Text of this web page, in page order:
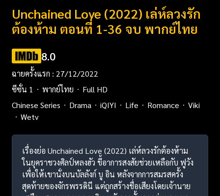
Unchained Love (2022) เล่ห์ลวงรัก
ต้องห้าม ตอนที่ 1-36 จบ พากย์ไทย
8.0
ฉายครั้งแรก : 27/12/2022
ซีซั่น 1
พากย์ไทย
Full HD
Chinese Series
Drama iQIYI Life Romance
Viki
Wetv
เรื่องย่อ Unchained Love (2022) เล่ห์ลวงรักต้องห้าม
ในยุคราชวงศิลป์หลงฮัว ขี้อาการสงสัยช่วยเหลือกับ ฟูวัง
เพื่อให้เขานั่งบนบัลลังก์ บู อิน หลังจากการสมรสครั้ง
สุดท้ายของจักรพรรดินี แต่ถูกสร้างชื่อเสียงโดยเจ้านาย